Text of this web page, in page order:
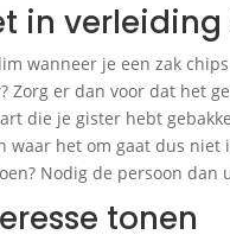
in
wanneer je een zak
Zorg er dan voor dat het
die je gister hebt
waar het om gaat dus
Nodig de persoon
tonen